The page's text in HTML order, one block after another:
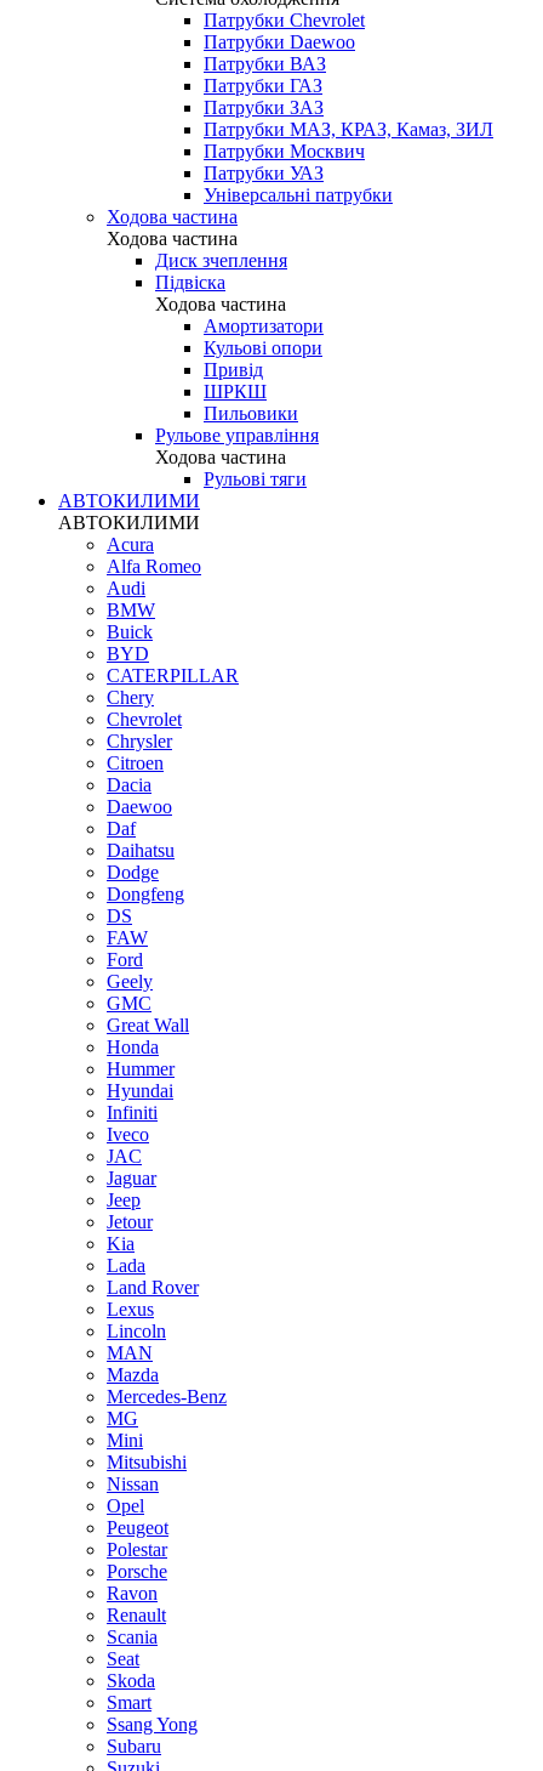
Патрубки Chevrolet
Патрубки Daewoo
Патрубки ВАЗ
Патрубки ГАЗ
Патрубки ЗАЗ
Патрубки МАЗ, КРАЗ, Камаз, ЗИЛ
Патрубки Москвич
Патрубки УАЗ
Універсальні патрубки
Ходова частина
Ходова частина
Диск зчеплення
Підвіска
Ходова частина
Амортизатори
Кульові опори
Привід
ШРКШ
Пильовики
Рульове управління
Ходова частина
Рульові тяги
АВТОКИЛИМИ
АВТОКИЛИМИ
Acura
Alfa Romeo
Audi
BMW
Buick
BYD
CATERPILLAR
Chery
Chevrolet
Chrysler
Citroen
Dacia
Daewoo
Daf
Daihatsu
Dodge
Dongfeng
DS
FAW
Ford
Geely
GMC
Great Wall
Honda
Hummer
Hyundai
Infiniti
Iveco
JAC
Jaguar
Jeep
Jetour
Kia
Lada
Land Rover
Lexus
Lincoln
MAN
Mazda
Mercedes-Benz
MG
Mini
Mitsubishi
Nissan
Opel
Peugeot
Polestar
Porsche
Ravon
Renault
Scania
Seat
Skoda
Smart
Ssang Yong
Subaru